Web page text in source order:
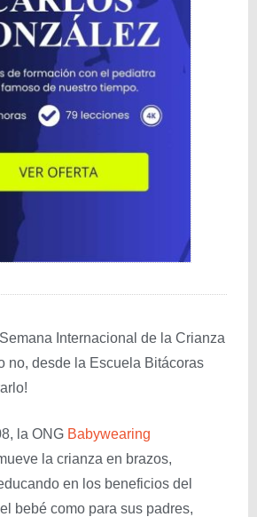
Internacional de la Crianza
no, desde la Escuela Bitácoras
la ONG Babywearing
la crianza en brazos,
en los beneficios del
bebé como para sus padres,